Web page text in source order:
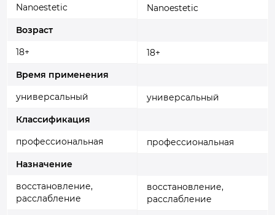
Nanoestetic
Возраст
18+
Время применения
универсальный
Классификация
профессиональная
Назначение
восстановление,
расслабление
Nanoestetic
18+
универсальный
профессиональная
восстановление,
расслабление